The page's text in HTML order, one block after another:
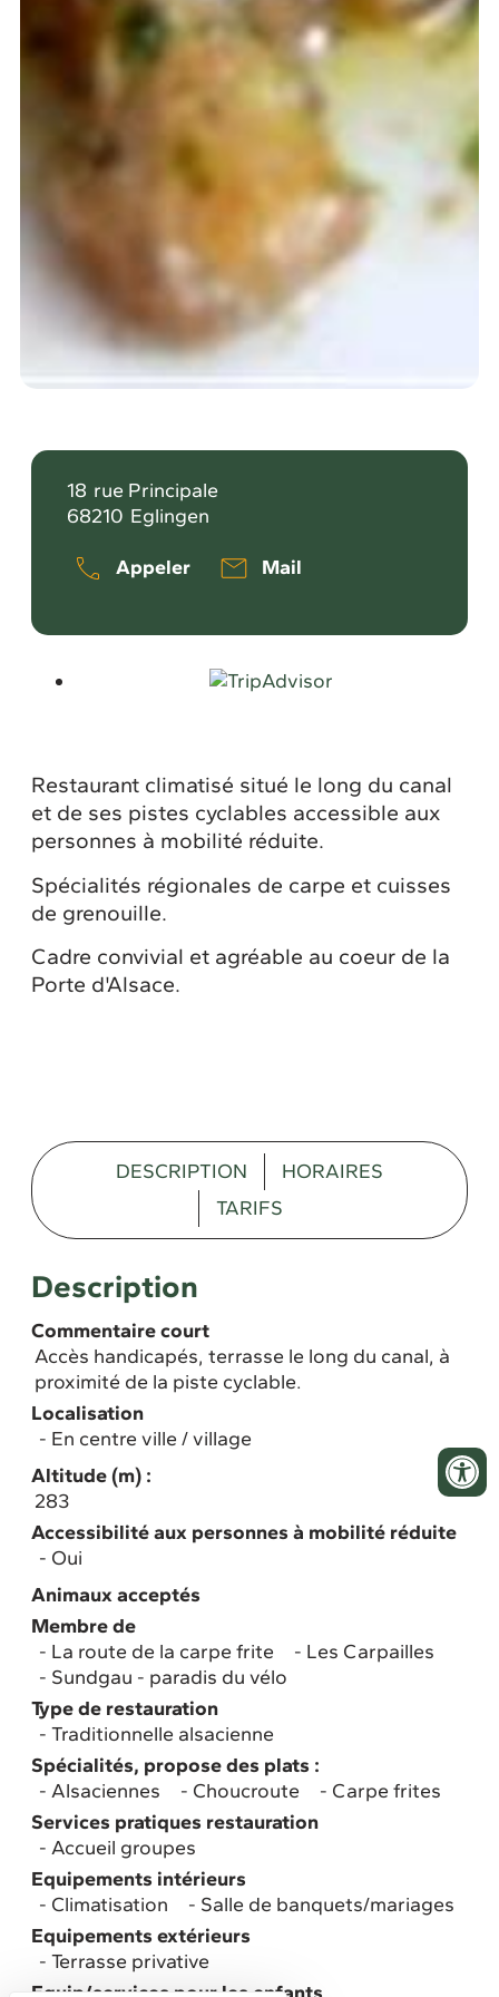
18 rue Principale
68210 Eglingen
Appeler Mail
Restaurant climatisé situé le long du canal
et de ses pistes cyclables accessible aux
personnes à mobilité réduite.
Spécialités régionales de carpe et cuisses
de grenouille.
Cadre convivial et agréable au coeur de la
Porte d'Alsace.
DESCRIPTION
HORAIRES
TARIFS
Description
Commentaire court
Accès handicapés, terrasse le long du canal, à
proximité de la piste cyclable.
Localisation
En centre ville / village
Altitude (m) :
283
Accessibilité aux personnes à mobilité réduite
Oui
Animaux acceptés
Membre de
La route de la carpe frite
Les Carpailles
Sundgau - paradis du vélo
Type de restauration
Traditionnelle alsacienne
Spécialités, propose des plats :
Alsaciennes
Choucroute
Carpe frites
Services pratiques restauration
Accueil groupes
Equipements intérieurs
Climatisation
Salle de banquets/mariages
Equipements extérieurs
Terrasse privative